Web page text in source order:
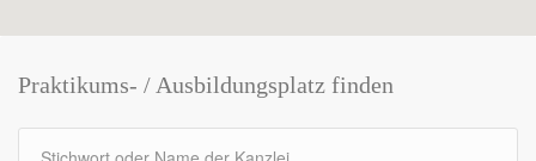
Praktikums- / Ausbildungsplatz finden